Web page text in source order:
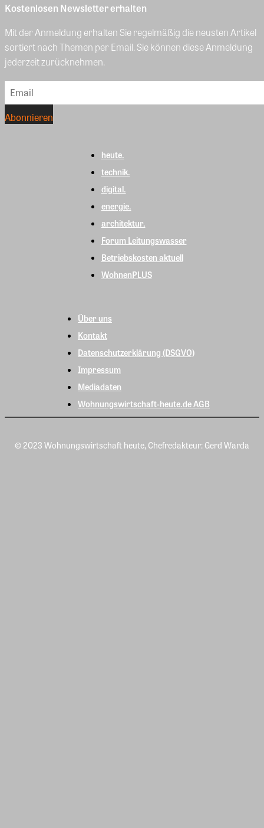
Kostenlosen Newsletter erhalten
Mit der Anmeldung erhalten Sie regelmäßig die neusten Artikel
sortiert nach Themen per Email. Sie können diese Anmeldung
jederzeit zurücknehmen.
heute.
technik.
digital.
energie.
architektur.
Forum Leitungswasser
Betriebskosten aktuell
WohnenPLUS
Über uns
Kontakt
Datenschutzerklärung (DSGVO)
Impressum
Mediadaten
Wohnungswirtschaft-heute.de AGB
© 2023 Wohnungswirtschaft heute, Chefredakteur: Gerd Warda